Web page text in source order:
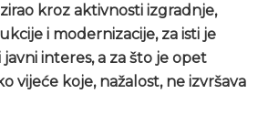
kroz aktivnosti izgradnje,
i modernizacije, za isti je
interes, a za što je opet
vijeće koje, nažalost, ne izvršava